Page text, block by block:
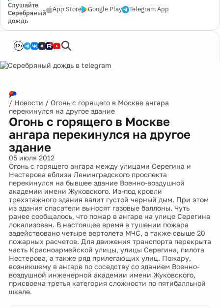
Слушайте
Серебряный
дождь
App Store Google Play Telegram App
12+
/ Новости / Огонь с горящего в Москве ангара
перекинулся на другое здание
Огонь с горящего в Москве
ангара перекинулся на другое
здание
05 июля 2012
Огонь с горящего ангара между улицами Серегина и
Нестерова вблизи Ленинградского проспекта
перекинулся на бывшее здание Военно-воздушной
академии имени Жуковского. Из-под кровли
трехэтажного здания валит густой черный дым. При этом
из здания спасатели выносят газовые баллоны. Чуть
ранее сообщалось, что пожар в ангаре на улице Серегина
локализован. В настоящее время в тушении пожара
задействовано четыре вертолета МЧС, а также свыше 20
пожарных расчетов. Для движения транспорта перекрыта
часть Красноармейской улицы, улицы Серегина, пилота
Нестерова, а также ряд прилегающих улиц. Пожару,
возникшему в ангаре по соседству со зданием Военно-
воздушной инженерной академии имени Жуковского,
присвоена третья категория сложности по пятибалльной
шкале.